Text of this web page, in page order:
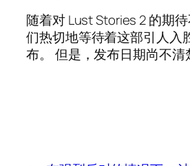
随着对 Lust Stories 2 的期
们热切地等待着这部引人入
布。 但是，发布日期尚不清